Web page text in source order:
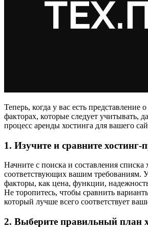
Теперь, когда у вас есть представление
факторах, которые следует учитывать,
процесс аренды хостинга для вашего
1. Изучите и сравните хостинг-
Начните с поиска и составления списка
соответствующих вашим требованиям.
факторы, как цена, функции,
Не торопитесь, чтобы сравнить
который лучше всего соответствует
2. Выберите правильный план